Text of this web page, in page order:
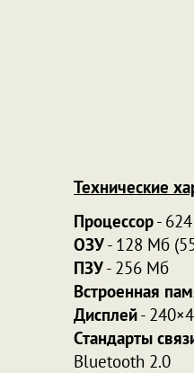
Технические
Процессор-
ОЗУ- 128 Мб
ПЗУ- 256 Мб
Встроенная
Дисплей-
Стандарты
Bluetooth 2.0